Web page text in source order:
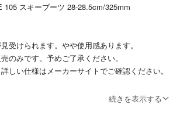
105 スキーブーツ 28-28.5cm/325mm
受けられます。やや使用感あります。
のみです。予めご了承ください。
しい仕様はメーカーサイトでご確認ください。
、マニュアル、専用袋（画像1枚目に写っているも
写真に載っていないものは付属しません※
続きを表示する